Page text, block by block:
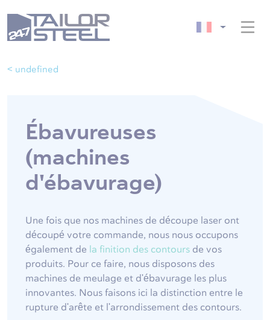
< undefined
Ébavureuses
(machines
d'ébavurage)
Une fois que nos machines de découpe laser ont
découpé votre commande, nous nous occupons
également de
la finition des contours de vos
produits. Pour ce faire, nous disposons des
machines de meulage et d'ébavurage les plus
innovantes. Nous faisons ici la distinction entre le
rupture d'arête et l'arrondissement des contours.